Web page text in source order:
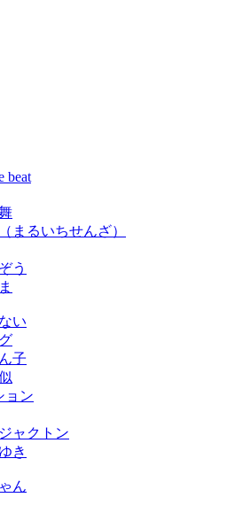
beat
まるいちせんざ）
う
い
子
ョン
ャクトン
き
ん